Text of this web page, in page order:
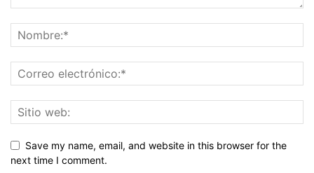
Save my name, email, and website in this browser for the
next time I comment.